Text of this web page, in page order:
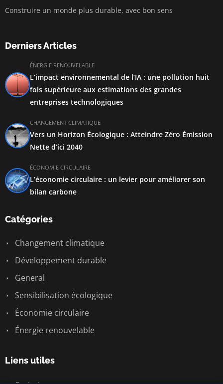
Construire un monde plus durable, avec bon sens
Derniers Articles
ÉNERGIE RENOUVELABLE
L’impact environnemental de l’IA : une pollution huit
fois supérieure aux estimations des grandes
entreprises technologiques
CHANGEMENT CLIMATIQUE
Vers un Horizon Écologique : Atteindre Zéro Émission
Nette d’ici 2040
ÉCONOMIE CIRCULAIRE
L’économie circulaire : un levier pour améliorer son
bilan carbone
Catégories
Changement climatique
Développement durable
General
Sensibilisation écologique
Économie circulaire
Énergie renouvelable
Liens utiles